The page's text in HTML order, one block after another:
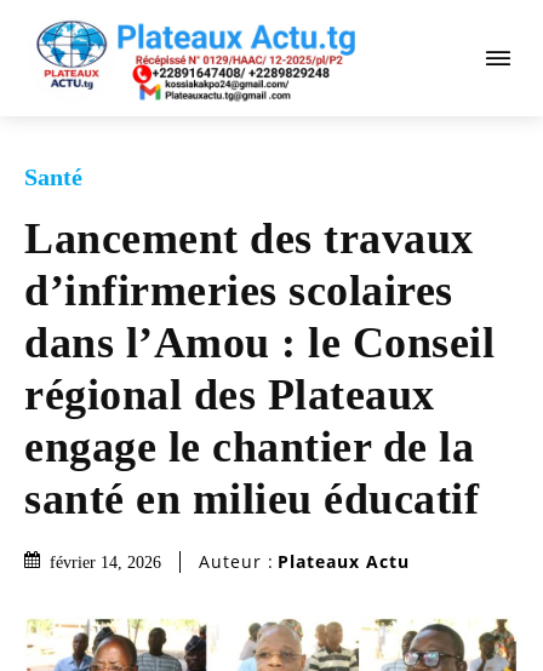
Santé
Lancement des travaux
d’infirmeries scolaires
dans l’Amou : le Conseil
régional des Plateaux
engage le chantier de la
santé en milieu éducatif
février 14, 2026 Auteur : Plateaux Actu